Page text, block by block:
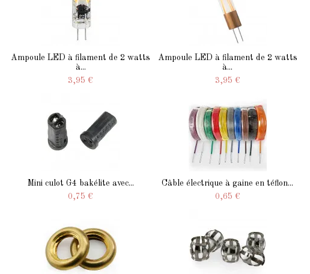
Ampoule LED à filament de 2 watts
à...
3,95 €
Ampoule LED à filament de 2 watts
à...
3,95 €
Mini culot G4 bakélite avec...
0,75 €
Câble électrique à gaine en téflon...
0,65 €